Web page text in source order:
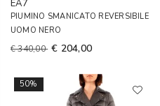
EA7
PIUMINO SMANICATO REVERSIBILE
UOMO NERO
€ 340,00 € 204,00
50%